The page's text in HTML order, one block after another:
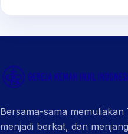
Bersama-sama memuliakan
menjadi berkat, dan